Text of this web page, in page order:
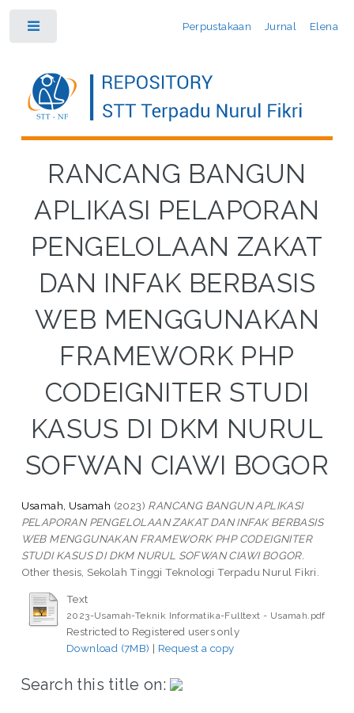
Perpustakaan Jurnal Elena
RANCANG BANGUN
APLIKASI PELAPORAN
PENGELOLAAN ZAKAT
DAN INFAK BERBASIS
WEB MENGGUNAKAN
FRAMEWORK PHP
CODEIGNITER STUDI
KASUS DI DKM NURUL
SOFWAN CIAWI BOGOR
Usamah, Usamah (2023) RANCANG BANGUN APLIKASI
PELAPORAN PENGELOLAAN ZAKAT DAN INFAK BERBASIS
WEB MENGGUNAKAN FRAMEWORK PHP CODEIGNITER
STUDI KASUS DI DKM NURUL SOFWAN CIAWI BOGOR.
Other thesis, Sekolah Tinggi Teknologi Terpadu Nurul Fikri.
Text
2023-Usamah-Teknik Informatika-Fulltext - Usamah.pdf
Restricted to Registered users only
Download (7MB) | Request a copy
Search this title on: